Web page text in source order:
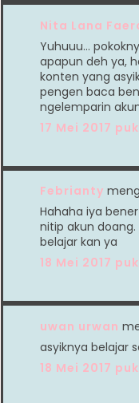
Nita Lana
Yuhuuu...
apapun deh ya,
konten yang
pengen baca
ngelemparin
17 Mei 2017
Febrianty
Hahaha iya
nitip akun
belajar kan ya
18 Mei 2017
uwan urwan
asyiknya belajar
18 Mei 2017